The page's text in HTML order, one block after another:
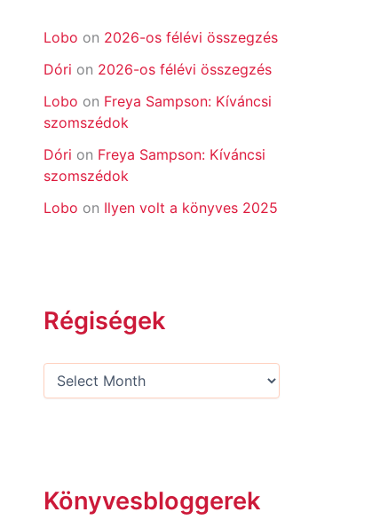
Lobo on 2026-os félévi összegzés
Dóri on 2026-os félévi összegzés
Lobo on Freya Sampson: Kíváncsi
szomszédok
Dóri on Freya Sampson: Kíváncsi
szomszédok
Lobo on Ilyen volt a könyves 2025
Régiségek
Könyvesbloggerek